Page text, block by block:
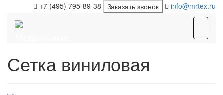
+7 (495) 795-89-38 Заказать звонок info@mrtex.ru
меню
Сетка виниловая